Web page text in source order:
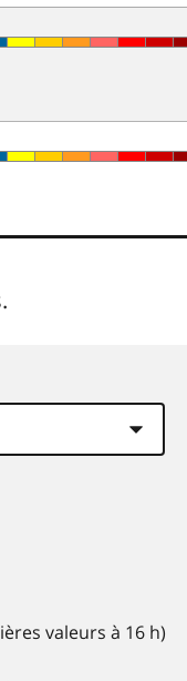
valeurs à 16 h)